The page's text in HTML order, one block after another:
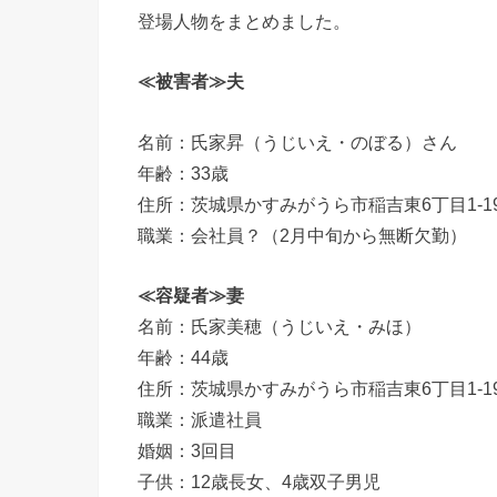
登場人物をまとめました。
≪被害者≫夫
名前：氏家昇（うじいえ・のぼる）さん
年齢：33歳
住所：茨城県かすみがうら市稲吉東6丁目1-
職業：会社員？（2月中旬から無断欠勤）
≪容疑者≫妻
名前：氏家美穂（うじいえ・みほ）
年齢：44歳
住所：茨城県かすみがうら市稲吉東6丁目1-
職業：派遣社員
婚姻：3回目
子供：12歳長女、4歳双子男児